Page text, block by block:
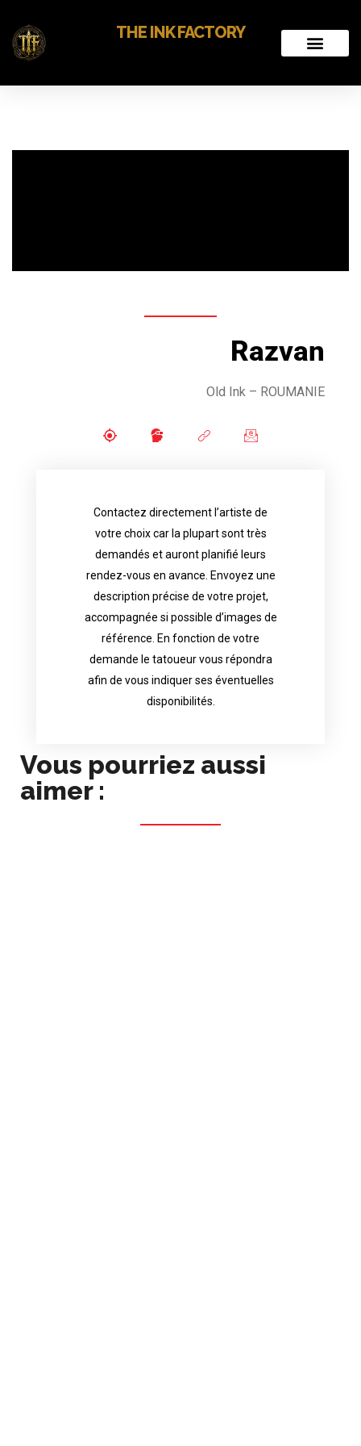
THE INK FACTORY
Razvan
Old Ink – ROUMANIE
Contactez directement l’artiste de
votre choix car la plupart sont très
demandés et auront planifié leurs
rendez-vous en avance. Envoyez une
description précise de votre projet,
accompagnée si possible d’images de
référence. En fonction de votre
demande le tatoueur vous répondra
afin de vous indiquer ses éventuelles
disponibilités.
Contact directly the artist of your
choice because most are in great
appointments in advance. Send an
accurate description of your project, if
possible attached with reference
images. Depending your request, the
tattoo artist will answer to tell you his
Vous pourriez aussi
aimer :